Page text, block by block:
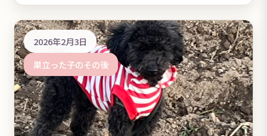
2026年2月3日
巣立った子のその後